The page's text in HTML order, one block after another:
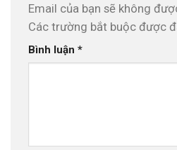
Email của bạn sẽ không
Các trường bắt buộc được
Bình luận *